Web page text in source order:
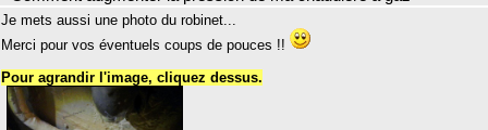
Je mets aussi une photo du robinet...
Merci pour vos éventuels coups de pouces !!
Pour agrandir l'image, cliquez dessus.